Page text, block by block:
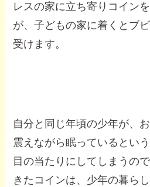
レスの家に立ち寄りコイン
が、子どもの家に着くとブ
受けます。
自分と同じ年頃の少年が、
震えながら眠っているとい
目の当たりにしてしまうの
きたコインは、少年の暮ら